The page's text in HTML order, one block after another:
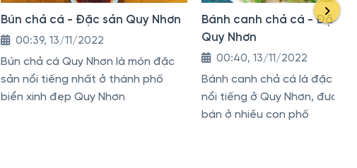
Bún chả cá - Đặc sản Quy Nhơn
00:39, 13/11/2022
Bún chả cá Quy Nhơn là món đặc
sản nổi tiếng nhất ở thành phố
biển xinh đẹp Quy Nhơn
Bánh canh chả cá - Đặc sản
Quy Nhơn
00:40, 13/11/2022
Bánh canh chả cá là đặc sản
nổi tiếng ở Quy Nhơn, được
bán ở nhiều con phố